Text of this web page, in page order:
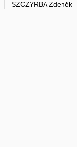
SZCZYRBA Zdeněk